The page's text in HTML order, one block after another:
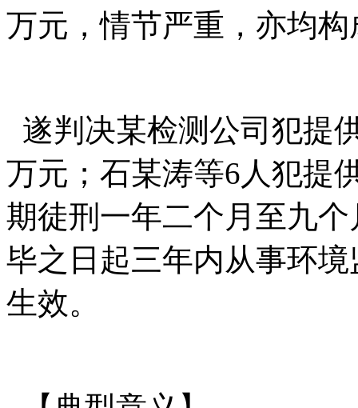
万元，情节严重，亦均
遂判决某检测公司犯提
万元；石某涛等6人犯提
期徒刑一年二个月至九
毕之日起三年内从事环
生效。